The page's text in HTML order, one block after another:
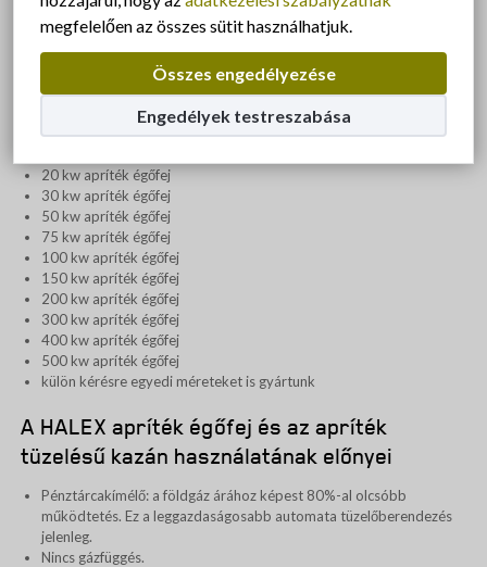
megfelelően az összes sütit használhatjuk.
Összes engedélyezése
Engedélyek testreszabása
nem elhanyagolható költség a földgáz bekerülési költsége sem
(vezeték kiépítés, alapdíj stb.). Cégünk ingyenes tanácsadás
keretében segít Önnek a megfelelő termék kiválasztásában.
Tanácsadásért vegye fel velünk a kapcsolatot, vagy kérjen
visszahívást kollégáinktól!
HALEX apríték égőfej-típusok
20 kw apríték égőfej
30 kw apríték égőfej
50 kw apríték égőfej
75 kw apríték égőfej
100 kw apríték égőfej
150 kw apríték égőfej
200 kw apríték égőfej
300 kw apríték égőfej
400 kw apríték égőfej
500 kw apríték égőfej
külön kérésre egyedi méreteket is gyártunk
A HALEX apríték égőfej és az apríték
tüzelésű kazán használatának előnyei
Pénztárcakímélő: a földgáz árához képest 80%-al olcsóbb
működtetés. Ez a leggazdaságosabb automata tüzelőberendezés
jelenleg.
Nincs gázfüggés.